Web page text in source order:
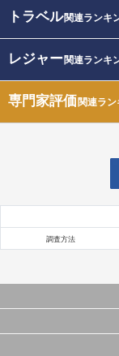
トラベル関連ランキ
レジャー関連ランキ
専門家評価関連ラ
調査方法
当サイトで公開されている情
これらの情報を権利者の許可
当サイトに掲載している内